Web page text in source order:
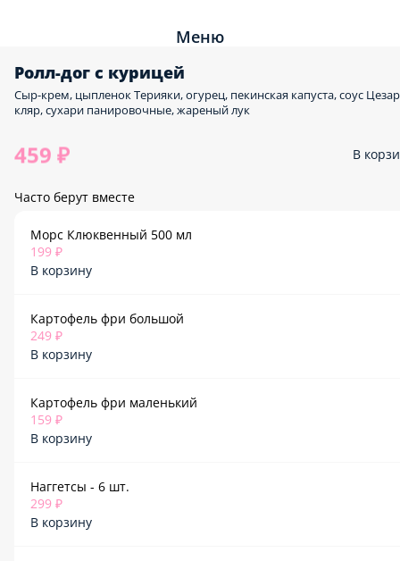
Меню
Ролл-дог с курицей
Сыр-крем, цыпленок Терияки, огурец, пекинская капуста, соус
кляр, сухари панировочные, жареный лук
459 ₽ В
Часто берут вместе
Морс Клюквенный 500 мл
199 ₽
В корзину
Картофель фри большой
249 ₽
В корзину
Картофель фри маленький
159 ₽
В корзину
Наггетсы - 6 шт.
299 ₽
В корзину